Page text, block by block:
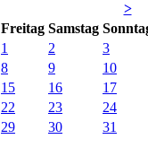
>
Freitag Samstag So
1
2
3
8 9
10
15 16
17
22 23
24
29 30 31